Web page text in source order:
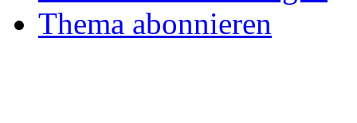
Thema abonnieren